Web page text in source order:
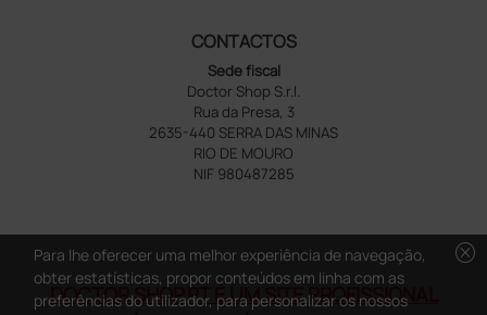
CONTACTOS
Sede fiscal
Doctor Shop S.r.l.
Rua da Presa, 3
2635-440 SERRA DAS MINAS
RIO DE MOURO
NIF 980487285
DOCTOR SHOP.PT É UM SITE PROFISSIONAL
cancel
Para lhe oferecer uma melhor experiência de navegação,
obter estatísticas, propor conteúdos em linha com as
preferências do utilizador, para personalizar os nossos